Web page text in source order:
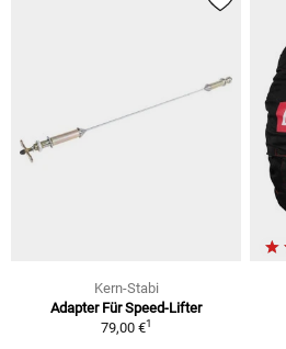
Kern-Stabi
Adapter Für Speed-Lifter
79,00 €1